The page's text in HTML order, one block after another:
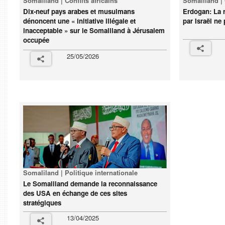
Dix-neuf pays arabes et musulmans
dénoncent une « initiative illégale et
inacceptable » sur le Somaliland à Jérusalem
occupée
25/05/2026
Erdogan: La
par Israël ne
Somaliland | Politique internationale
Le Somaliland demande la reconnaissance
des USA en échange de ces sites
stratégiques
13/04/2025